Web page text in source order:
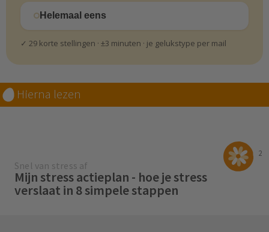
Helemaal eens
✓ 29 korte stellingen · ±3 minuten · je gelukstype per mail
Hierna lezen
2
Snel van stress af
Mijn stress actieplan - hoe je stress
verslaat in 8 simpele stappen